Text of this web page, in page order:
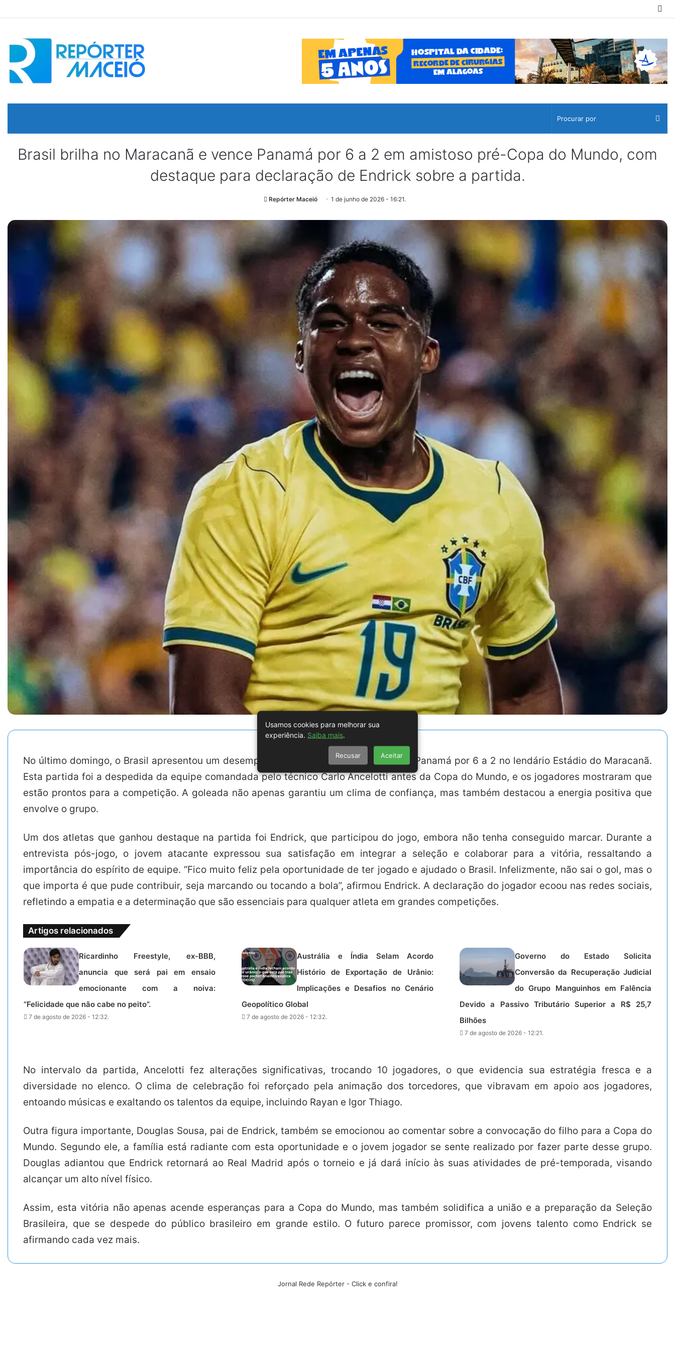
Brasil brilha no Maracanã e vence Panamá por 6 a 2 em amistoso pré-Copa do Mundo, com
destaque para declaração de Endrick sobre a partida.
Repórter Maceió 1 de junho de 2026 - 16:21.
No último domingo, o Brasil apresentou um desempenho impressionante ao vencer o Panamá por 6 a 2 no lendário Estádio do Maracanã.
Esta partida foi a despedida da equipe comandada pelo técnico Carlo Ancelotti antes da Copa do Mundo, e os jogadores mostraram que
estão prontos para a competição. A goleada não apenas garantiu um clima de confiança, mas também destacou a energia positiva que
envolve o grupo.
Um dos atletas que ganhou destaque na partida foi Endrick, que participou do jogo, embora não tenha conseguido marcar. Durante a
entrevista pós-jogo, o jovem atacante expressou sua satisfação em integrar a seleção e colaborar para a vitória, ressaltando a
importância do espírito de equipe. “Fico muito feliz pela oportunidade de ter jogado e ajudado o Brasil. Infelizmente, não sai o gol, mas o
que importa é que pude contribuir, seja marcando ou tocando a bola”, afirmou Endrick. A declaração do jogador ecoou nas redes sociais,
refletindo a empatia e a determinação que são essenciais para qualquer atleta em grandes competições.
Artigos relacionados
Ricardinho Freestyle, ex-BBB,
anuncia que será pai em ensaio
emocionante com a noiva:
“Felicidade que não cabe no peito”.
7 de agosto de 2026 - 12:32.
Austrália e Índia Selam Acordo
Histório de Exportação de Urânio:
Implicações e Desafios no Cenário
Geopolítico Global
7 de agosto de 2026 - 12:32.
Governo do Estado Solicita
Conversão da Recuperação Judicial
do Grupo Manguinhos em Falência
Devido a Passivo Tributário Superior a R$ 25,7
Bilhões
7 de agosto de 2026 - 12:21.
No intervalo da partida, Ancelotti fez alterações significativas, trocando 10 jogadores, o que evidencia sua estratégia fresca e a
diversidade no elenco. O clima de celebração foi reforçado pela animação dos torcedores, que vibravam em apoio aos jogadores,
entoando músicas e exaltando os talentos da equipe, incluindo Rayan e Igor Thiago.
Outra figura importante, Douglas Sousa, pai de Endrick, também se emocionou ao comentar sobre a convocação do filho para a Copa do
Mundo. Segundo ele, a família está radiante com esta oportunidade e o jovem jogador se sente realizado por fazer parte desse grupo.
Douglas adiantou que Endrick retornará ao Real Madrid após o torneio e já dará início às suas atividades de pré-temporada, visando
alcançar um alto nível físico.
Assim, esta vitória não apenas acende esperanças para a Copa do Mundo, mas também solidifica a união e a preparação da Seleção
Brasileira, que se despede do público brasileiro em grande estilo. O futuro parece promissor, com jovens talento como Endrick se
afirmando cada vez mais.
Jornal Rede Repórter - Click e confira!
Usamos cookies para melhorar sua
experiência. Saiba mais
Recusar Aceitar